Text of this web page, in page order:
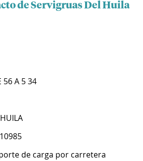
de Servigruas Del Huila
56 A 5 34
HUILA
de carga por carretera